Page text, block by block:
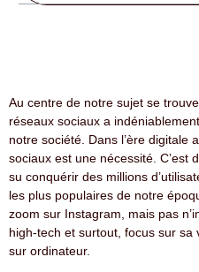
Au centre de notre sujet se
réseaux sociaux a
notre société. Dans l’ère digitale
sociaux est une nécessité. C’est
su conquérir des millions
les plus populaires de notre
zoom sur Instagram, mais pas
high-tech et surtout, focus sur sa
sur ordinateur.